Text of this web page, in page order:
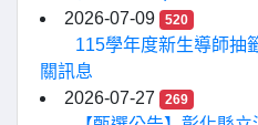
2026-07-09
520
115學年度新生導師抽
關訊息
2026-07-27
269